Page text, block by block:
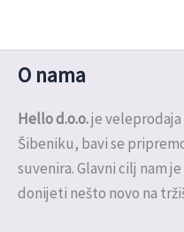
O nama
Hello d.o.o.je veleprodaja
Šibeniku, bavi se
suvenira. Glavni cilj nam
donijeti nešto novo na